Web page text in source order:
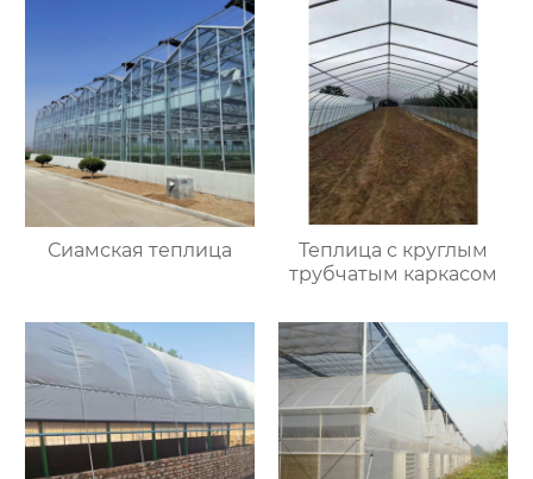
Сиамская теплица
Теплица с круглым
трубчатым каркасом